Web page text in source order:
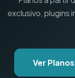
exclusivo, plugins
Ver Planos